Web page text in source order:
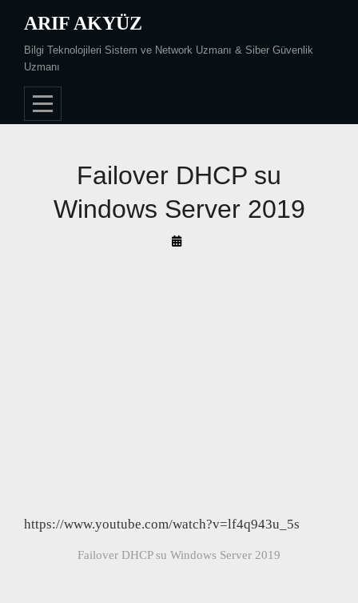
content
ARIF AKYÜZ
Bilgi Teknolojileri Sistem ve Network Uzmanı & Siber Güvenlik
Uzmanı
Failover DHCP su
Windows Server 2019
By
https://www.youtube.com/watch?v=lf4q943u_5s
Failover DHCP su Windows Server 2019